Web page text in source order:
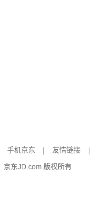
手机京东 友情链接
京东JD.com 版权所有